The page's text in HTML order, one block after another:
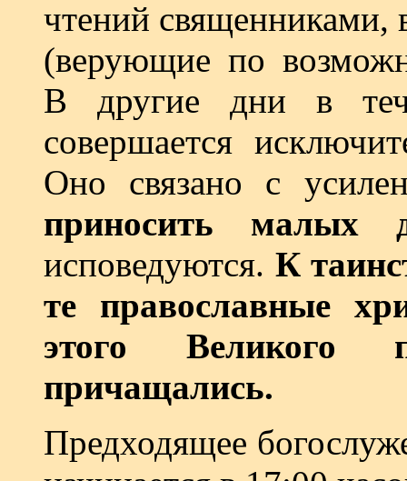
чтений
(верующие по
В другие дни в
совершается
Оно связано с
приносить малых
исповедуются. К
те православные
этого
причащались.
Предходящее